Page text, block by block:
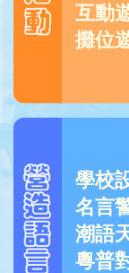
互動
攤位
學校
名言
潮語
粵普